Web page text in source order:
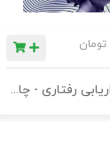
تومان
کتاب بازاریابی رفتاری - چاپ سوم